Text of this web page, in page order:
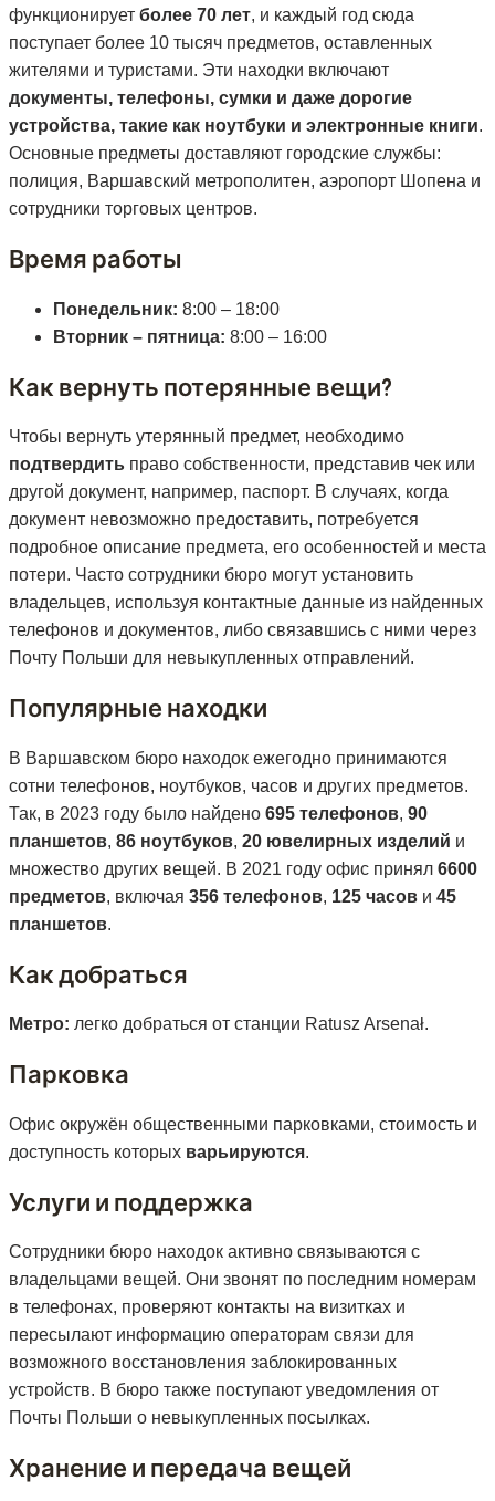
функционирует более 70 лет, и каждый год сюда
поступает более 10 тысяч предметов, оставленных
жителями и туристами. Эти находки включают
документы, телефоны, сумки и даже дорогие
устройства, такие как ноутбуки и электронные книги.
Основные предметы доставляют городские службы:
полиция, Варшавский метрополитен, аэропорт Шопена и
сотрудники торговых центров.
Время работы
Понедельник: 8:00 – 18:00
Вторник – пятница: 8:00 – 16:00
Как вернуть потерянные вещи?
Чтобы вернуть утерянный предмет, необходимо
подтвердить право собственности, представив чек или
другой документ, например, паспорт. В случаях, когда
документ невозможно предоставить, потребуется
подробное описание предмета, его особенностей и места
потери. Часто сотрудники бюро могут установить
владельцев, используя контактные данные из найденных
телефонов и документов, либо связавшись с ними через
Почту Польши для невыкупленных отправлений​.
Популярные находки
В Варшавском бюро находок ежегодно принимаются
сотни телефонов, ноутбуков, часов и других предметов.
Так, в 2023 году было найдено 695 телефонов, 90
планшетов, 86 ноутбуков, 20 ювелирных изделий и
множество других вещей. В 2021 году офис принял 6600
предметов, включая 356 телефонов, 125 часов и 45
планшетов.​
Как добраться
Метро: легко добраться от станции Ratusz Arsenał.
Парковка
Офис окружён общественными парковками, стоимость и
доступность которых варьируются.
Услуги и поддержка
Сотрудники бюро находок активно связываются с
владельцами вещей. Они звонят по последним номерам
в телефонах, проверяют контакты на визитках и
пересылают информацию операторам связи для
возможного восстановления заблокированных
устройств. В бюро также поступают уведомления от
Почты Польши о невыкупленных посылках​.
Хранение и передача вещей